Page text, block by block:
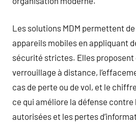
Les solutions MDM permettent
appareils mobiles en appliquant
sécurité strictes. Elles proposent
verrouillage à distance,
cas de perte ou de vol, et le
ce qui améliore la défense
autorisées et les pertes